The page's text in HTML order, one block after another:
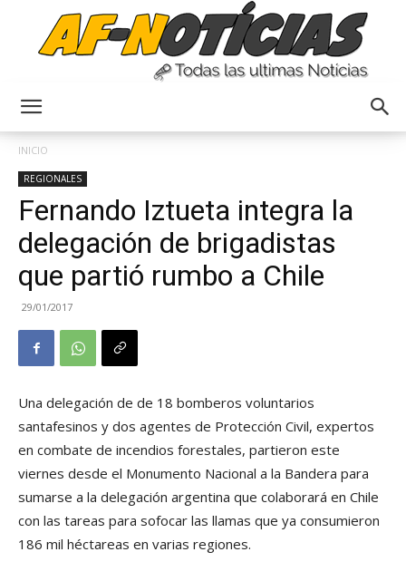
INICIO
REGIONALES
Fernando Iztueta integra la
delegación de brigadistas
que partió rumbo a Chile
29/01/2017
Una delegación de de 18 bomberos voluntarios
santafesinos y dos agentes de Protección Civil, expertos
en combate de incendios forestales, partieron este
viernes desde el Monumento Nacional a la Bandera para
sumarse a la delegación argentina que colaborará en Chile
con las tareas para sofocar las llamas que ya consumieron
186 mil héctareas en varias regiones.